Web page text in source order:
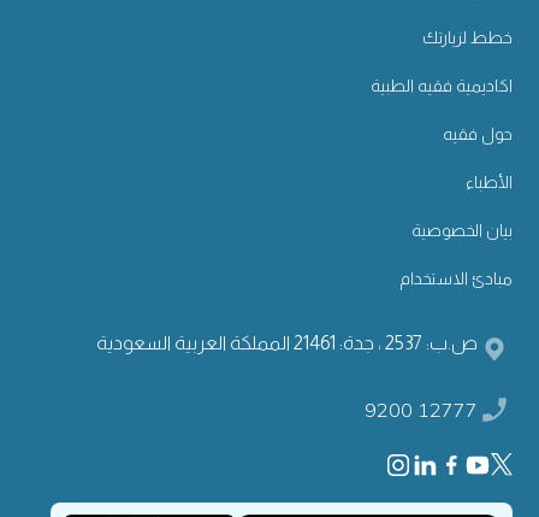
خطط لزيارتك
اكاديمية فقيه الطبية
حول فقيه
الأطباء
بيان الخصوصية
مبادئ الاستخدام
ص.ب: 2537 ، جدة: 21461 المملكة العربية السعودية
9200 12777